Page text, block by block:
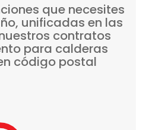
que necesites
unificadas en las
contratos
para calderas
código postal